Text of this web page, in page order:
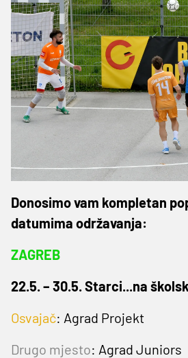
Donosimo vam kompletan
datumima održavanja:
ZAGREB
22.5. – 30.5. Starci...na
Osvajač: Agrad Projekt
Drugo mjesto: Agrad Juniors